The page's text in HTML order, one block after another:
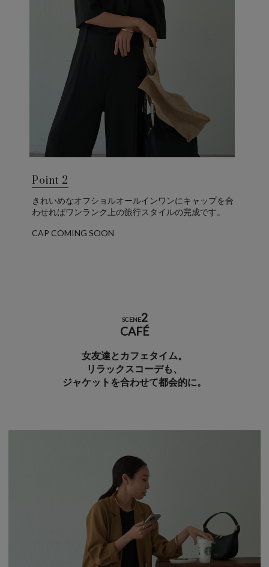
Point 2
きれいめなオフショルオールインワンにキャップを合
わせればワンランク上の旅行スタイルの完成です。
CAP COMING SOON
SCENE2
CAFÉ
女友達とカフェタイム。
リラックスコーデも、
ジャケットを合わせて都会的に。